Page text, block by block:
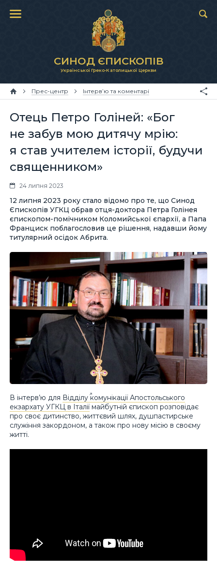
СИНОД ЄПИСКОПІВ
Української Греко-Католицької Церкви
Прес-центр Інтерв’ю та коментарі
Отець Петро Голіней: «Бог
не забув мою дитячу мрію:
я став учителем історії, будучи
священником»
24 липня 2023
12 липня 2023 року стало відомо про те, що Синод
Єпископів УГКЦ обрав отця-доктора Петра Голінея
єпископом-помічником Коломийської єпархії, а Папа
Франциск поблагословив це рішення, надавши йому
титулярний осідок Абрита.
В інтерв’ю для Відділу комунікації Апостольського
екзархату УГКЦ в Італіїмайбутній єпископ розповідає
про своє дитинство, життєвий шлях, душпастирське
служіння закордоном, а також про нову місію в своєму
житті.